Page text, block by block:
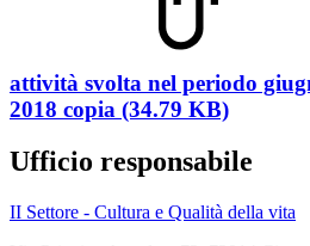
attività svolta nel periodo
2018 copia (34.79 KB)
Ufficio responsabile
II Settore - Cultura e Qualità della vita